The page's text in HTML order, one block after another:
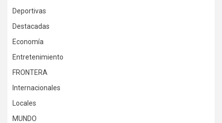
Deportivas
Destacadas
Economía
Entretenimiento
FRONTERA
Internacionales
Locales
MUNDO